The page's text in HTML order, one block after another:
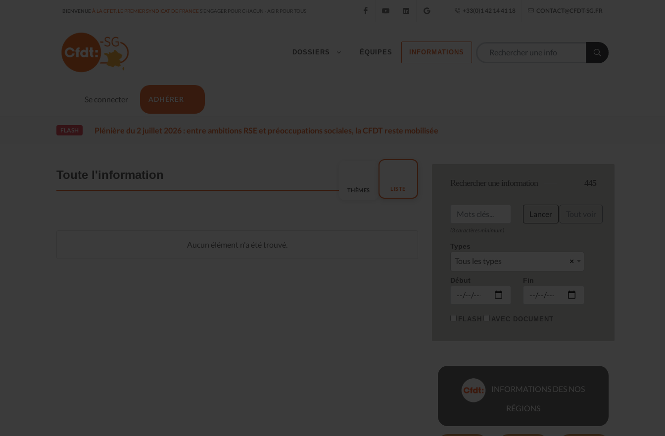
BIENVENUE À LA CFDT, LE PREMIER SYNDICAT DE FRANCE S'ENGAGER POUR CHACUN - AGIR POUR TOUS FacebookYouTube LinkedIn Google Établissement
+33(0)1 42 14 41 18 CONTACT@CFDT-SG.FR
Se connecter ADHÉRER
DOSSIERS ÉQUIPES INFORMATIONS
FLASH Plénière du 2 juillet 2026 : entre ambitions RSE et préoccupations sociales, la CFDT reste mobilisée
Toute l'information
THÈMES LISTE
Aucun élément n'a été trouvé.
Rechercher une information 445
Lancer
Types
×
Tous les types
Début Fin
FLASH AVEC DOCUMENT
INFORMATIONS DES NOS
RÉGIONS